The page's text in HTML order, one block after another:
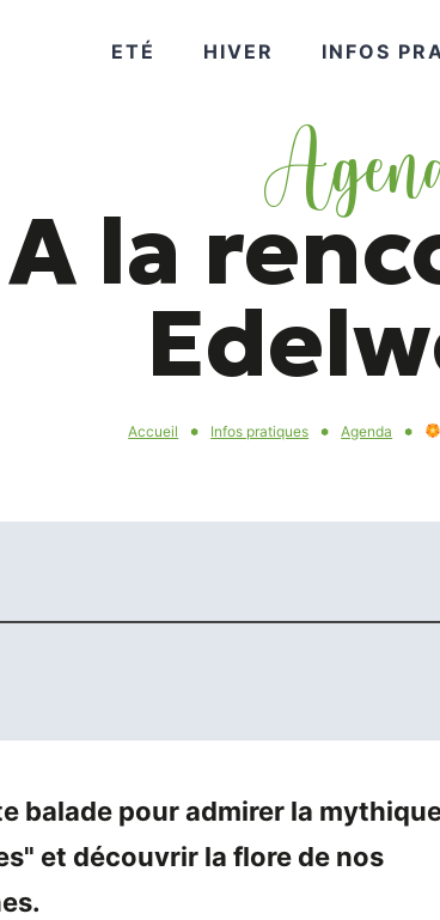
ETÉ VOIRHIVER VOIR
PLUS
INFOS
A la
Accueil Infos pratiques Agenda
balade pour admirer la
et découvrir la flore de nos